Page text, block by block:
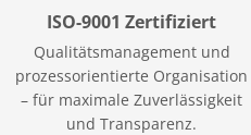
ISO-9001 Zertifiziert
Qualitätsmanagement und
prozessorientierte Organisation
– für maximale Zuverlässigkeit
und Transparenz.